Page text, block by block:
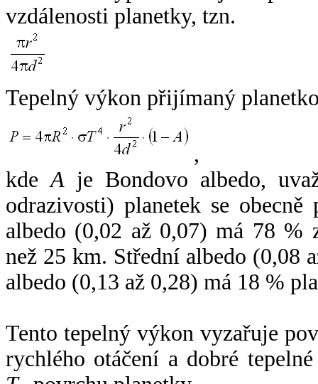
vzdálenosti planetky, tzn.
Tepelný výkon přijímaný
,
kdeA je Bondovo albedo,
odrazivosti) planetek se
albedo (0,02 až 0,07) má 78 %
než 25 km. Střední albedo (0,08
albedo (0,13 až 0,28) má 18 %
Tento tepelný výkon vyzařuje
rychlého otáčení a dobré